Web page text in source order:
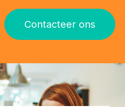
Contacteer ons